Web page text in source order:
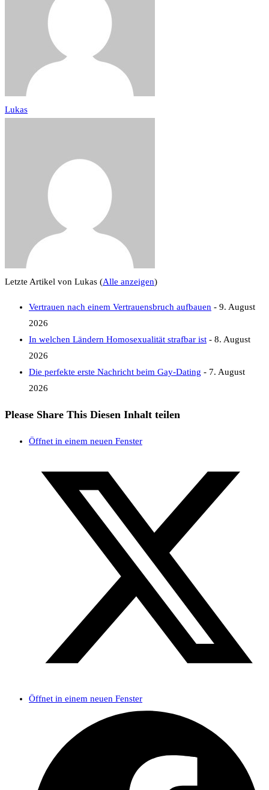
Lukas
Letzte Artikel von Lukas (Alle anzeigen)
Vertrauen nach einem Vertrauensbruch aufbauen - 9. August
2026
In welchen Ländern Homosexualität strafbar ist - 8. August
2026
Die perfekte erste Nachricht beim Gay-Dating - 7. August
2026
Please Share This Diesen Inhalt teilen
Öffnet in einem neuen Fenster
Öffnet in einem neuen Fenster